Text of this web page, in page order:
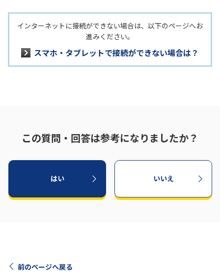
インターネットに接続ができない場合は、以下のページへお
進みください。
スマホ・タブレットで接続ができない場合は？
この質問・回答は参考になりましたか？
はい いいえ
前のページへ戻る